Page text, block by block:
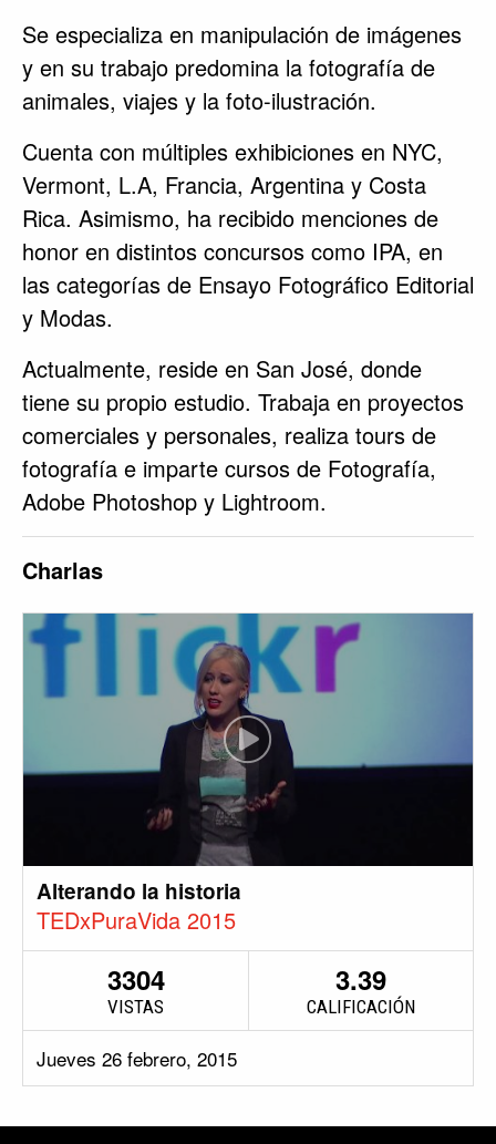
Se especializa en manipulación de imágenes
y en su trabajo predomina la fotografía de
animales, viajes y la foto-ilustración.
Cuenta con múltiples exhibiciones en NYC,
Vermont, L.A, Francia, Argentina y Costa
Rica. Asimismo, ha recibido menciones de
honor en distintos concursos como IPA, en
las categorías de Ensayo Fotográfico Editorial
y Modas.
Actualmente, reside en San José, donde
tiene su propio estudio. Trabaja en proyectos
comerciales y personales, realiza tours de
fotografía e imparte cursos de Fotografía,
Adobe Photoshop y Lightroom.
Charlas
Alterando la historia
TEDxPuraVida 2015
3304
VISTAS
3.39
CALIFICACIÓN
Jueves 26 febrero, 2015